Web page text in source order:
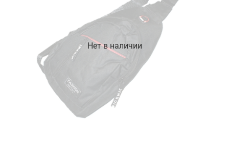
Нет в наличии